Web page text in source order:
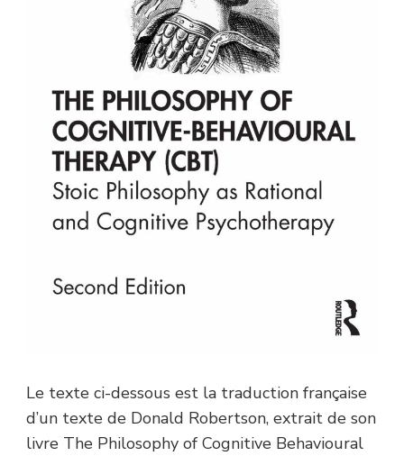
Le texte ci-dessous est la traduction française
d’un texte de Donald Robertson, extrait de son
livre The Philosophy of Cognitive Behavioural